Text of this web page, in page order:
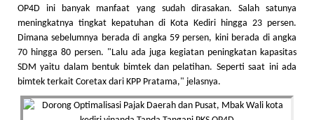
OP4D ini banyak manfaat yang sudah dirasakan. Salah satunya
meningkatnya tingkat kepatuhan di Kota Kediri hingga 23 persen.
Dimana sebelumnya berada di angka 59 persen, kini berada di angka
70 hingga 80 persen. "Lalu ada juga kegiatan peningkatan kapasitas
SDM yaitu dalam bentuk bimtek dan pelatihan. Seperti saat ini ada
bimtek terkait Coretax dari KPP Pratama," jelasnya.